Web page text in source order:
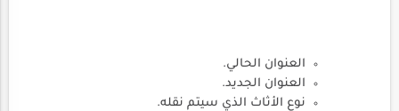
العنوان الحالي.
العنوان الجديد.
نوع الأثاث الذي سيتم نقله.